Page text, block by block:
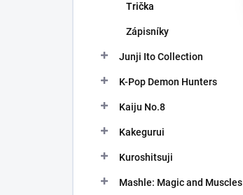
Trička
Zápisníky
Junji Ito Collection
K-Pop Demon Hunters
Kaiju No.8
Kakegurui
Kuroshitsuji
Mashle: Magic and Muscles